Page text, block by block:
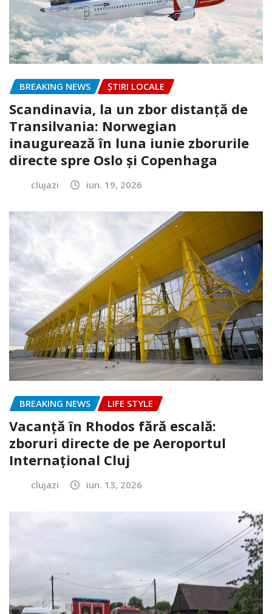
BREAKING NEWS ȘTIRI LOCALE
Scandinavia, la un zbor distanță de
Transilvania: Norwegian
inaugurează în luna iunie zborurile
directe spre Oslo și Copenhaga
clujazi iun. 19, 2026
BREAKING NEWS LIFE STYLE
Vacanță în Rhodos fără escală:
zboruri directe de pe Aeroportul
Internațional Cluj
clujazi iun. 13, 2026